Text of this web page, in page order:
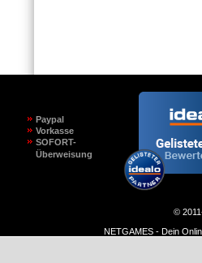
Paypal
Vorkasse
SOFORT-
Überweisung
©
NETGAMES - Dein